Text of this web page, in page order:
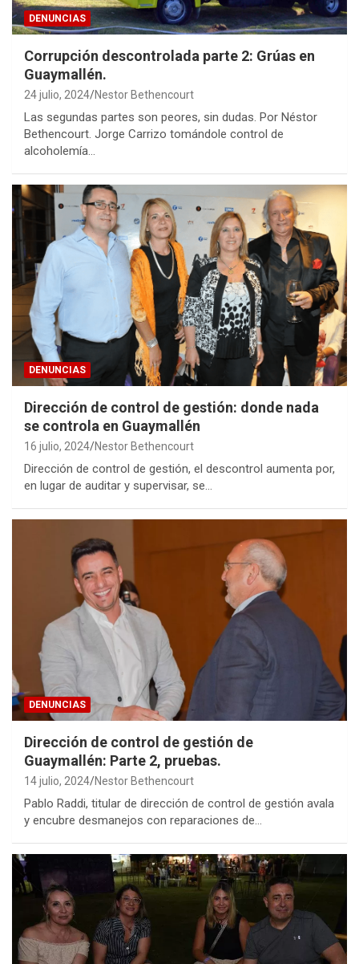
DENUNCIAS
Corrupción descontrolada parte 2: Grúas en
Guaymallén.
24 julio, 2024 Nestor Bethencourt
Las segundas partes son peores, sin dudas. Por Néstor
Bethencourt. Jorge Carrizo tomándole control de
alcoholemía…
DENUNCIAS
Dirección de control de gestión: donde nada
se controla en Guaymallén
16 julio, 2024 Nestor Bethencourt
Dirección de control de gestión, el descontrol aumenta por,
en lugar de auditar y supervisar, se…
DENUNCIAS
Dirección de control de gestión de
Guaymallén: Parte 2, pruebas.
14 julio, 2024 Nestor Bethencourt
Pablo Raddi, titular de dirección de control de gestión avala
y encubre desmanejos con reparaciones de…